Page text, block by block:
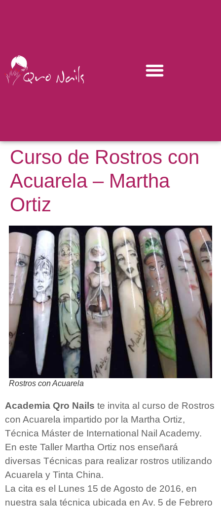
Curso de Rostros con
Acuarela – Martha
Ortiz
Rostros con Acuarela
Academia Qro Nails te invita al curso de Rostros
con Acuarela impartido por la Martha Ortiz,
Técnica Máster de International Nail Academy.
En este Taller Martha Ortiz nos enseñará
diversas Técnicas para realizar rostros utilizando
Acuarela y Tinta China.
La cita es el Lunes 15 de Agosto de 2016, en
nuestra sala técnica ubicada en Av. 5 de Febrero